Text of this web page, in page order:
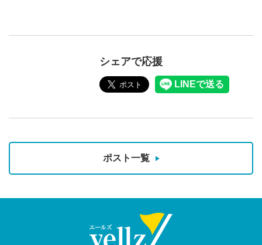
シェアで応援
ポスト一覧